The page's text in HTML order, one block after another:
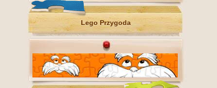
Lego Przygoda